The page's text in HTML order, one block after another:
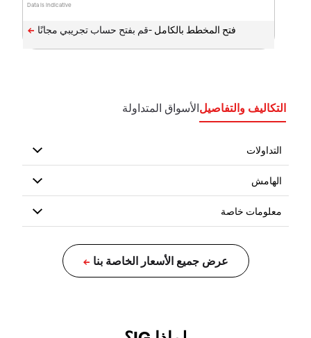
Data is indicative
فتح المخطط بالكامل -
التكاليف والتفاصيلالأسواق المتداولة